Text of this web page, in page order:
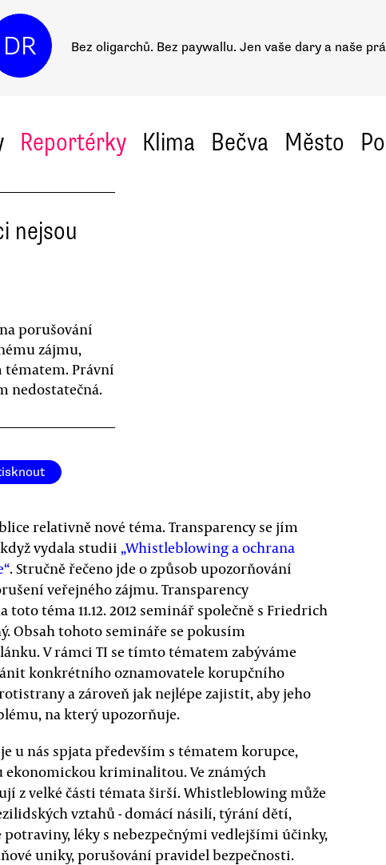
DR Bez oligarchů. Bez paywallu. Jen vaše dary a naše
Reportérky Klima Bečva Město
nejsou
porušování
zájmu,
tématem. Právní
nedostatečná.
relativně nové téma. Transparency se jím
vydala studii „Whistleblowing a ochrana
. Stručně řečeno jde o způsob upozorňování
veřejného zájmu. Transparency
téma 11.12. 2012 seminář společně s Friedrich
Obsah tohoto semináře se pokusím
V rámci TI se tímto tématem zabýváme
konkrétního oznamovatele korupčního
a zároveň jak nejlépe zajistit, aby jeho
na který upozorňuje.
u nás spjata především s tématem korupce,
kriminalitou. Ve známých
z velké části témata širší. Whistleblowing může
vztahů - domácí násilí, týrání dětí,
léky s nebezpečnými vedlejšími účinky,
uniky, porušování pravidel bezpečnosti.